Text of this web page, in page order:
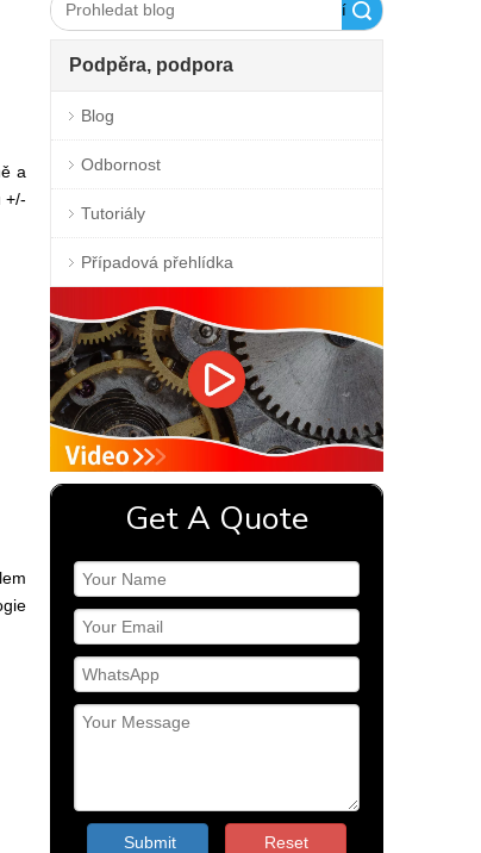
a
+/-
Vyhledávání
Podpěra, podpora
Blog
Odbornost
Tutoriály
Případová přehlídka
Get A Quote
Submit Reset